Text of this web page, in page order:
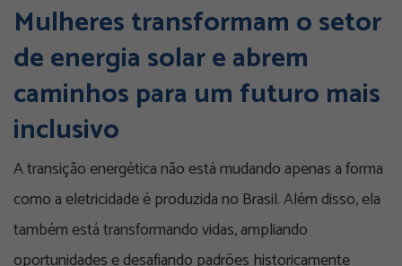
Mulheres transformam o setor
de energia solar e abrem
caminhos para um futuro mais
inclusivo
A transição energética não está mudando apenas a forma
como a eletricidade é produzida no Brasil. Além disso, ela
também está transformando vidas, ampliando